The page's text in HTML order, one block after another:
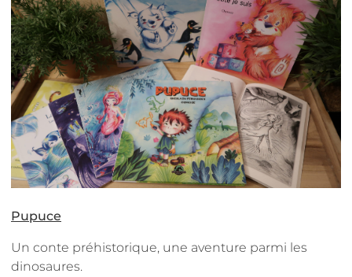
Pupuce
Un conte préhistorique, une aventure parmi les
dinosaures.